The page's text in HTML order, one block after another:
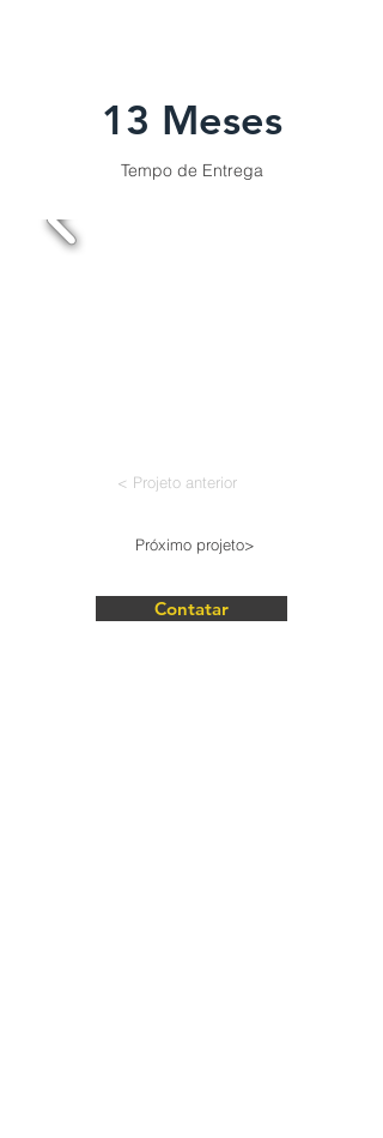
13 Meses
Tempo de Entrega
< Projeto anterior
Próximo projeto>
Contatar